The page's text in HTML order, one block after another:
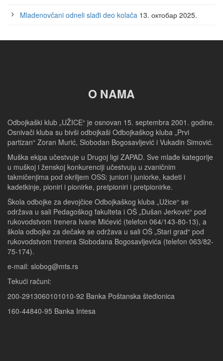
Mladenovčani odneli slađi deo kolača 13. октобар 2025.
O NAMA
Odbojkaški klub „UŽICE“ je osnovan 15. septembra 2001. godine.
Osnivači kluba su bivši odbojkaši Odbojkaškog kluba „Prvi
partizan“ Zoran Murić, Slobodan Bogosavljević i Vukadin Simović.
Muška ekipa učestvuje u Drugoj ligi ZAPAD. Sve mlađe kategorije
u muškoj i ženskoj konkurenciji učestvuju u zvaničnim
takmičenjima pod okriljem OSS: juniori i juniorke, kadeti i
kadetkinje, pioniri i pionirke, pretpioniri i pretpionirke.
Škola odbojke za devojčice Odbojkaškog kluba „Užice“ se
održava u sali Pedagoškog fakulteta i OŠ „Dušan Jerković“ pod
rukovodstvom trenera Ivane Mićević (telefon 064/143-80-13), a
škola odbojke za dečake se održava u sali OŠ „Stari grad“ pod
rukovodstvom trenera Slobodana Bogosavljevića (telefon 063/82-
75-174).
e-mail: slobog@mts.rs
Tekući računi:
200-2913060101010-92 Banka Poštanska štedionica
160-44840-95 Banka Intesa